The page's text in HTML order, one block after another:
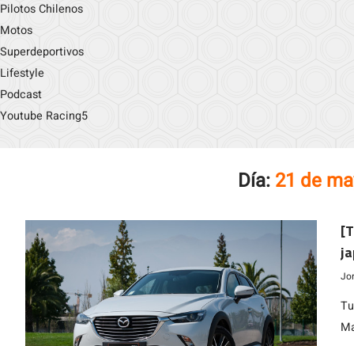
Pilotos Chilenos
Motos
Superdeportivos
Lifestyle
Podcast
Youtube Racing5
Día: 21 de